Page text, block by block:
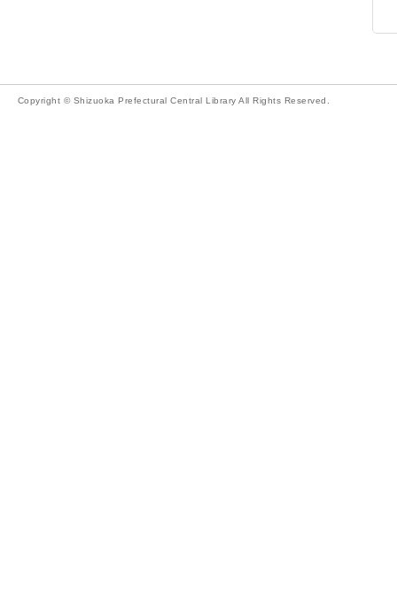
Copyright © Shizuoka Prefectural Central Library All Rights Reserved.